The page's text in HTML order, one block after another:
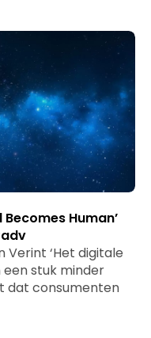
Human’
‘Het digitale
stuk minder
dat consumenten